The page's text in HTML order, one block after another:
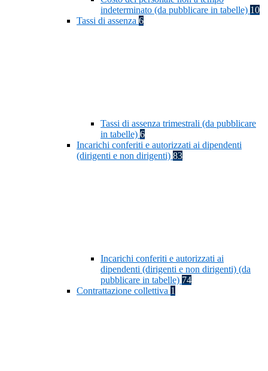
indeterminato (da pubblicare in tabelle) 10
Tassi di assenza 6
Tassi di assenza trimestrali (da pubblicare
in tabelle) 6
Incarichi conferiti e autorizzati ai dipendenti
(dirigenti e non dirigenti) 83
Incarichi conferiti e autorizzati ai
dipendenti (dirigenti e non dirigenti) (da
pubblicare in tabelle) 74
Contrattazione collettiva 1